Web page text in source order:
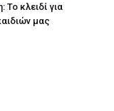
κλειδί για
µας